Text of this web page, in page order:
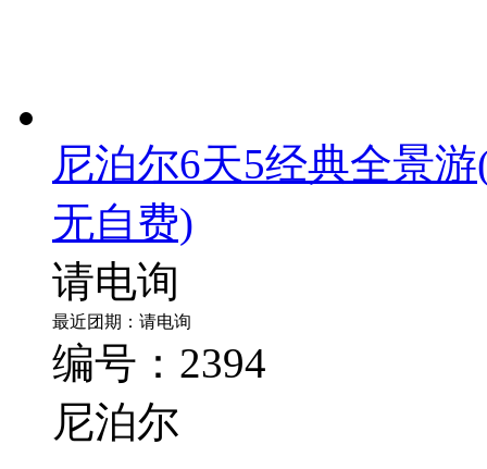
尼泊尔6天5经典全景游
无自费)
请电询
最近团期：请电询
编号：2394
尼泊尔